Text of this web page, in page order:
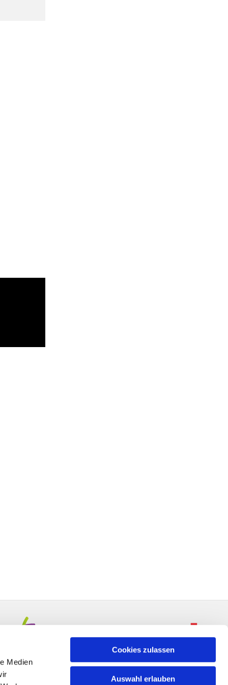
Medien
Cookies zulassen
Auswahl erlauben